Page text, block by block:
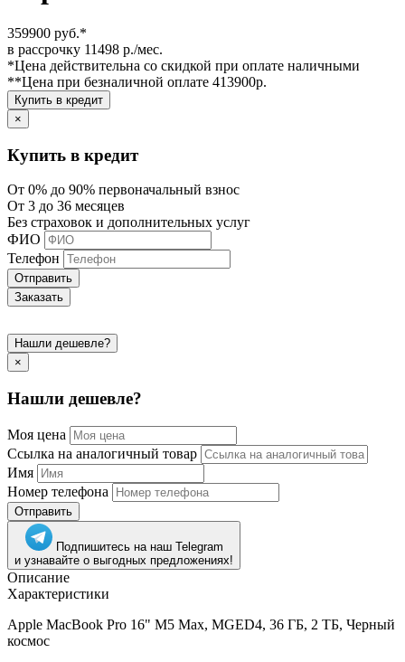
359900 руб.*
в рассрочку 11498 р./мес.
*Цена действительна со скидкой при оплате наличными
**Цена при безналичной оплате 413900р.
Купить в кредит
×
Купить в кредит
От 0% до 90% первоначальный взнос
От 3 до 36 месяцев
Без страховок и дополнительных услуг
ФИО
Телефон
Отправить
Заказать
Нашли дешевле?
×
Нашли дешевле?
Моя цена
Ссылка на аналогичный товар
Имя
Номер телефона
Отправить
Подпишитесь на наш Telegram
и узнавайте о выгодных предложениях!
Описание
Характеристики
Apple MacBook Pro 16" M5 Max, MGED4, 36 ГБ, 2 ТБ, Черный
космос